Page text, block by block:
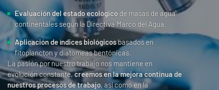
Evaluación del estado ecológico de masas de agua
continentales según la Directiva Marco del Agua.
Aplicación de índices biológicosbasados en
fitoplancton y diatomeas bentónicas.
La pasión por nuestro trabajo nos mantiene en
evolución constante,creemos en la mejora continua de
nuestros procesos de trabajo, así como en la